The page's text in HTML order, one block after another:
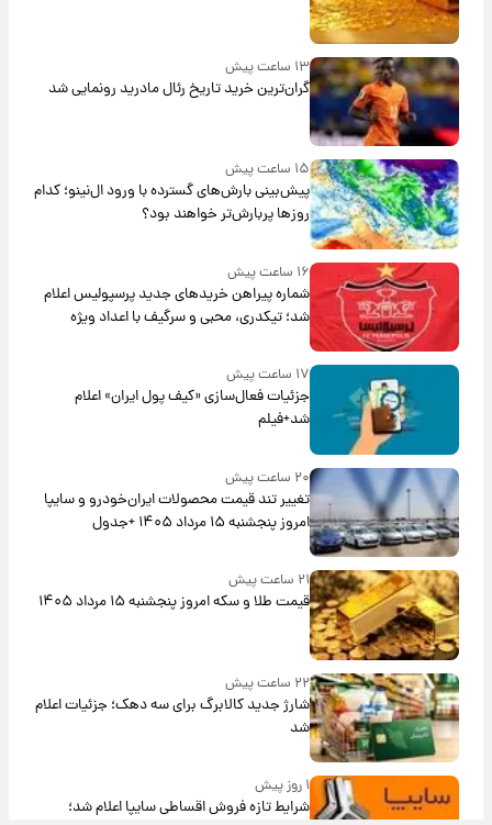
۱۳ ساعت پیش
گران‌ترین خرید تاریخ رئال مادرید رونمایی شد
۱۵ ساعت پیش
پیش‌بینی بارش‌های گسترده با ورود ال‌نینو؛ کدام
روزها پربارش‌تر خواهند بود؟
۱۶ ساعت پیش
شماره پیراهن خریدهای جدید پرسپولیس اعلام
شد؛ تیکدری، محبی و سرگیف با اعداد ویژه
۱۷ ساعت پیش
جزئیات فعال‌سازی «کیف پول ایران» اعلام
شد+فیلم
۲۰ ساعت پیش
تغییر تند قیمت محصولات ایران‌خودرو و سایپا
امروز پنجشنبه ۱۵ مرداد ۱۴۰۵ +جدول
۲۱ ساعت پیش
قیمت طلا و سکه امروز پنجشنبه ۱۵ مرداد ۱۴۰۵
۲۲ ساعت پیش
شارژ جدید کالابرگ برای سه دهک؛ جزئیات اعلام
شد
۱ روز پیش
شرایط تازه فروش اقساطی سایپا اعلام شد؛